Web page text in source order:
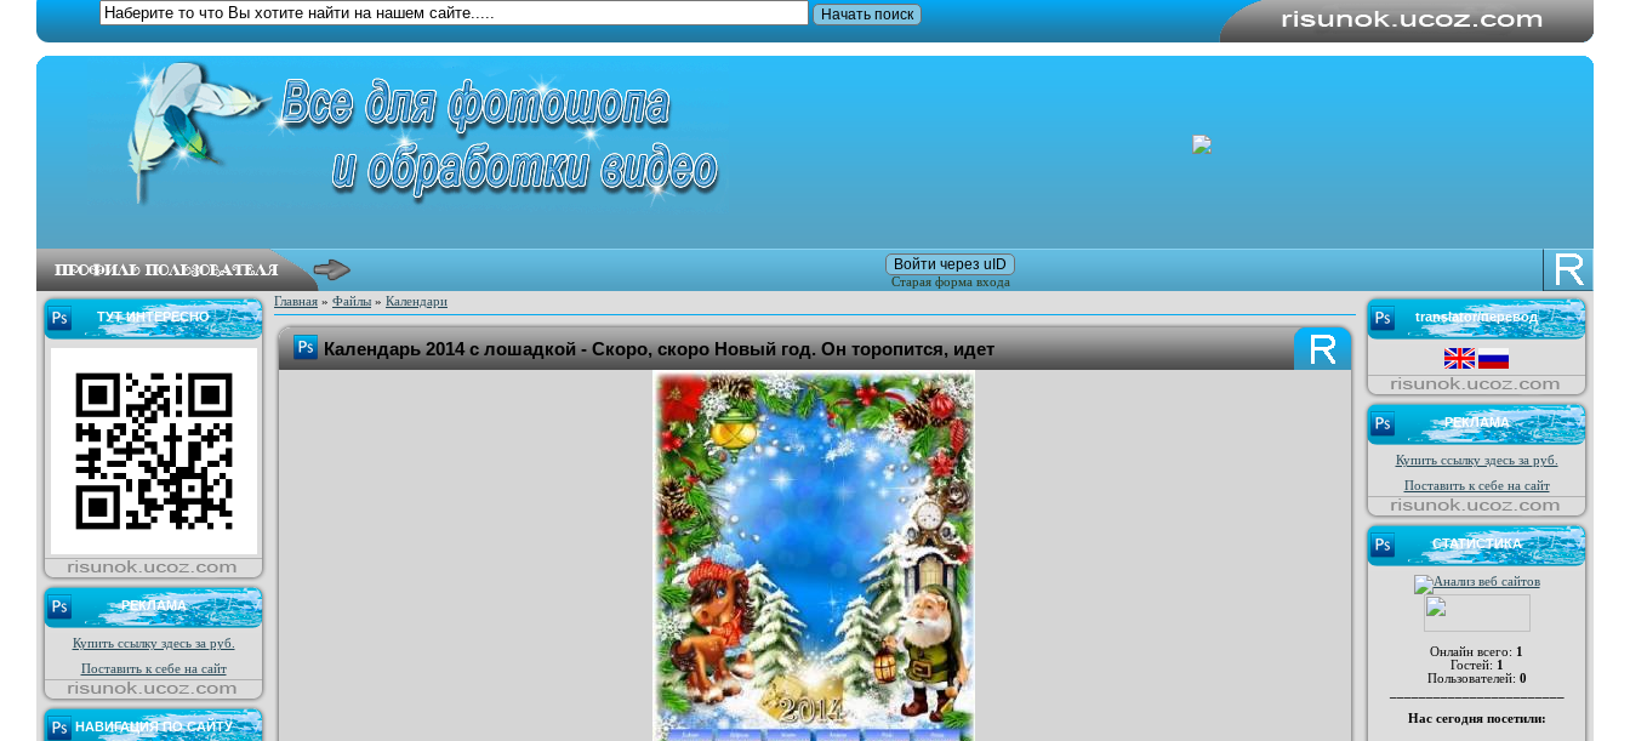
Войти через uID
Старая форма входа
ТУТ ИНТЕРЕСНО
РЕКЛАМА
Купить ссылку здесь за руб.
Поставить к себе на сайт
НАВИГАЦИЯ ПО САЙТУ
Главная » Файлы » Календари
Календарь 2014 с лошадкой - Скоро, скоро Новый год. Он торопится, идет
translator/перевод
РЕКЛАМА
Купить ссылку здесь за руб.
Поставить к себе на сайт
СТАТИСТИКА
Онлайн всего: 1
Гостей: 1
Пользователей: 0
Нас сегодня посетили: